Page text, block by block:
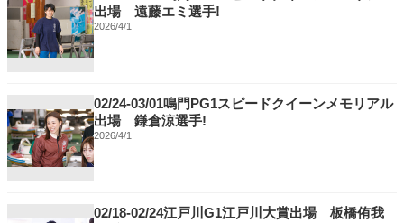
出場 遠藤エミ選手!
2026/4/1
02/24-03/01鳴門PG1スピードクイーンメモリアル
出場 鎌倉涼選手!
2026/4/1
02/18-02/24江戸川G1江戸川大賞出場 板橋侑我